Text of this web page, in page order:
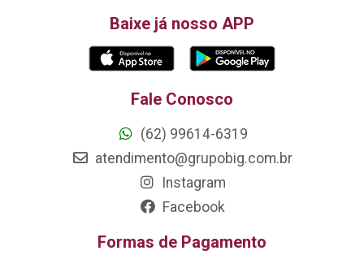
Baixe já nosso APP
Fale Conosco
(62) 99614-6319
atendimento@grupobig.com.br
Instagram
Facebook
Formas de Pagamento